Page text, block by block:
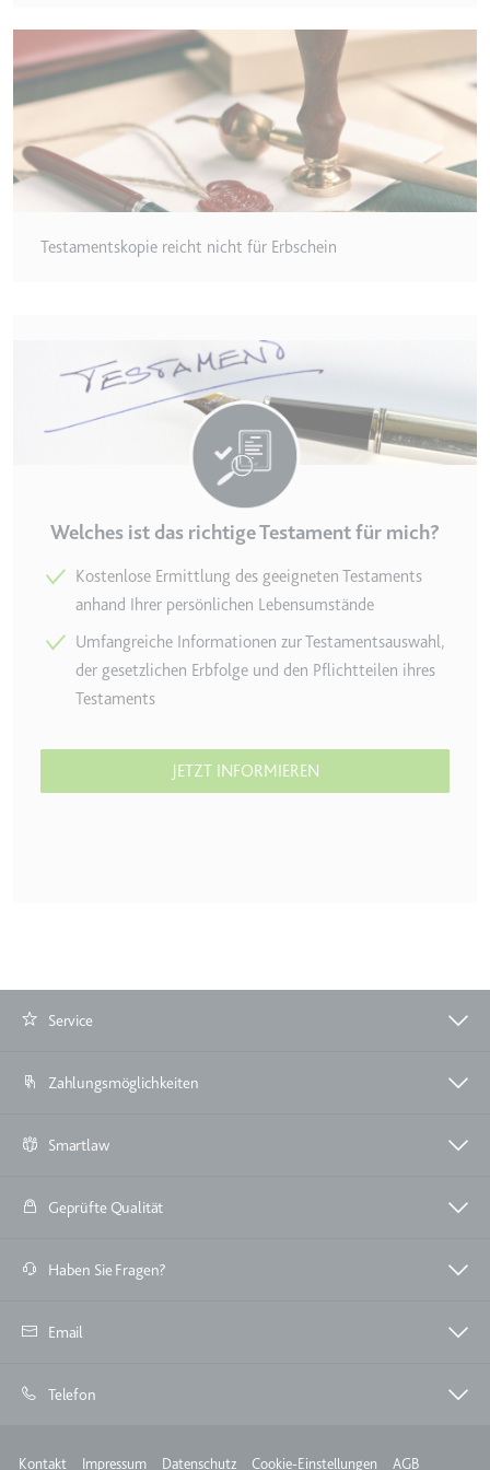
verfolgen.
Ablauf:
Beständig
IndexedDB
Testamentskopie reicht nicht für Erbschein
Welches ist das richtige Testament für mich?
Kostenlose Ermittlung des geeigneten Testaments
anhand Ihrer persönlichen Lebensumstände
Umfangreiche Informationen zur Testamentsauswahl,
der gesetzlichen Erbfolge und den Pflichtteilen ihres
Testaments
JETZT INFORMIEREN
Service
Zahlungsmöglichkeiten
Smartlaw
Geprüfte Qualität
Haben Sie Fragen?
Email
Telefon
Kontakt Impressum Datenschutz Cookie-Einstellungen AGB